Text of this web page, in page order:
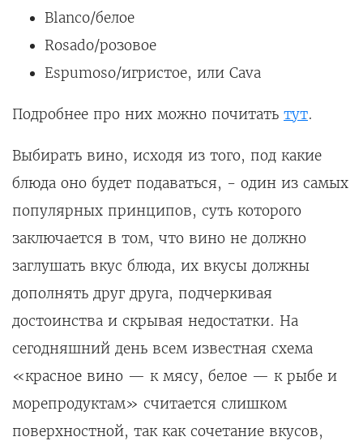
Blanco/белое
Rosado/розовое
Espumoso/игристое, или Cava
Подробнее про них можно почитать тут.
Выбирать вино, исходя из того, под какие
блюда оно будет подаваться, - один из самых
популярных принципов, суть которого
заключается в том, что вино не должно
заглушать вкус блюда, их вкусы должны
дополнять друг друга, подчеркивая
достоинства и скрывая недостатки. На
сегодняшний день всем известная схема
«красное вино — к мясу, белое — к рыбе и
морепродуктам» считается слишком
поверхностной, так как сочетание вкусов,